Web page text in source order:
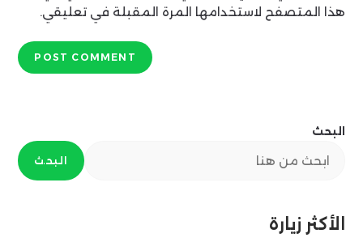
comment
هذا المتصفح لاستخدامها المرة المقبلة في تعليقي.
البحث
البحث
الأكثر زيارة